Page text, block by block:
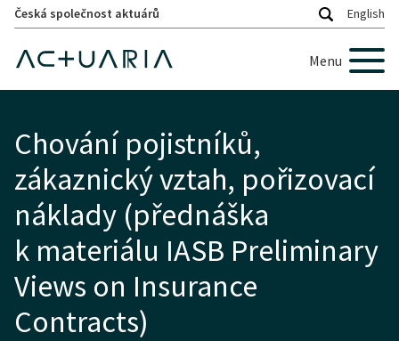
Česká společnost aktuárů English
Menu
Chování pojistníků,
zákaznický vztah, pořizovací
náklady (přednáška
k materiálu IASB Preliminary
Views on Insurance
Contracts)